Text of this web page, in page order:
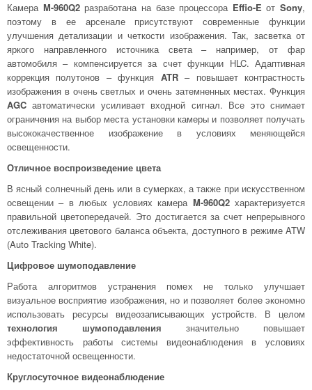
Камера M-960Q2разработана на базе процессора Effio-E от Sony,
поэтому в ее арсенале присутствуют современные функции
улучшения детализации и четкости изображения. Так, засветка от
яркого направленного источника света – например, от фар
автомобиля – компенсируется за счет функции HLC. Адаптивная
коррекция полутонов – функция ATR– повышает контрастность
изображения в очень светлых и очень затемненных местах. Функция
AGC автоматически усиливает входной сигнал. Все это снимает
ограничения на выбор места установки камеры и позволяет получать
высококачественное изображение в условиях меняющейся
освещенности.
Отличное воспроизведение цвета
В ясный солнечный день или в сумерках, а также при искусственном
освещении – в любых условиях камера M-960Q2характеризуется
правильной цветопередачей. Это достигается за счет непрерывного
отслеживания цветового баланса объекта, доступного в режиме ATW
(Auto Tracking White).
Цифровое шумоподавление
Работа алгоритмов устранения помех не только улучшает
визуальное восприятие изображения, но и позволяет более экономно
использовать ресурсы видеозаписывающих устройств. В целом
технология шумоподавления значительно повышает
эффективность работы системы видеонаблюдения в условиях
недостаточной освещенности.
Круглосуточное видеонаблюдение